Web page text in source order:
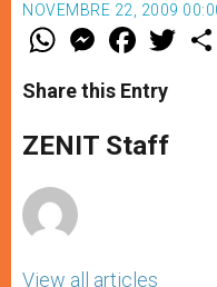
NOVEMBRE 22, 2009
W
t
s
p
p
M
e
s
e
g
e
F
a
e
b
o
k
w
Share this Entry
ZENIT Staff
View all articles